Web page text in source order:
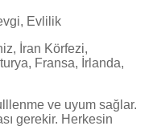
Evlilik
İran Körfezi,
Fransa, İrlanda,
ve uyum sağlar.
gerekir. Herkesin